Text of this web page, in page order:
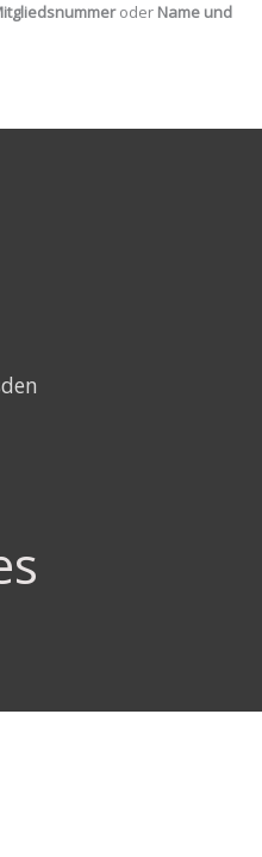
oder Name und